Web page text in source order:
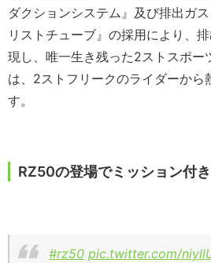
ダクションシステム』及び排出ガ
リストチューブ』の採用により、
現し、唯一生き残った2ストスポー
は、2ストフリークのライダーから
す。
RZ50の登場でミッション付
#rz50 pic.twitter.com/